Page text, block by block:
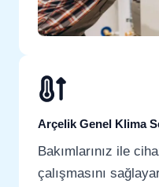
Arçelik Genel Klima
Bakımlarınız ile
çalışmasını